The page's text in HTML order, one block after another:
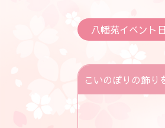
八幡苑イベント
こいのぼりの飾